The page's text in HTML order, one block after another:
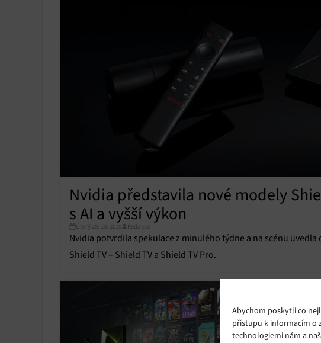
Abychom poskytli co
přístupu k informacím o
technologiemi nám a
Nvidia představila nové modely
s AI a vyšší výkon
Úterý 29. 10. 2019 Redakce
Nvidia potvrdila spekulace z minulého týdne a na scénu
Shield TV – Shield TV a Shield TV Pro.